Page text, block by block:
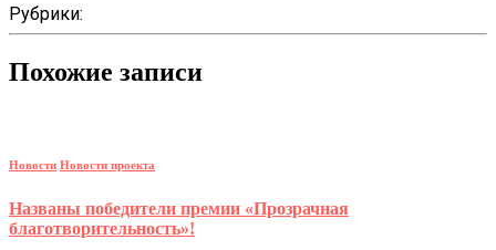
Рубрики:
Похожие записи
Новости Новости проекта
Названы победители премии «Прозрачная
благотворительность»!